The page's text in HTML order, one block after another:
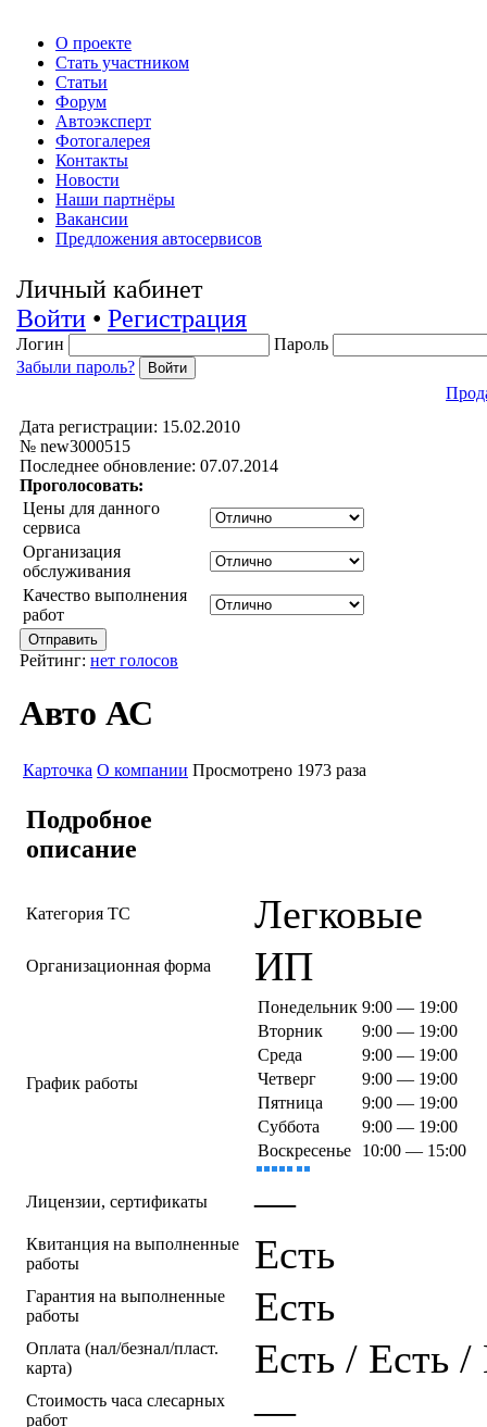
О проекте
Стать участником
Статьи
Форум
Автоэксперт
Фотогалерея
Контакты
Новости
Наши партнёры
Вакансии
Предложения автосервисов
Личный кабинет
Войти • Регистрация
Логин
Пароль
Забыли пароль?
Дата регистрации: 15.02.2010
№ new3000515
Последнее обновление: 07.07.2014
Проголосовать:
Цены для данного
сервиса
Организация
обслуживания
Качество выполнения
работ
Рейтинг: нет голосов
Авто АС
Карточка О компании Просмотрено 1973 раза
Подробное
описание
Категория ТС Легковые
Организационная форма ИП
График работы
Понедельник 9:00 — 19:00
Вторник
9:00 — 19:00
Среда
9:00 — 19:00
Четверг
9:00 — 19:00
Пятница
9:00 — 19:00
Суббота
9:00 — 19:00
Воскресенье
10:00 — 15:00
Лицензии, сертификаты —
Квитанция на выполненные
работы
Есть
Гарантия на выполненные
работы
Есть
Оплата (нал/безнал/пласт.
карта)
Есть / Есть /
Стоимость часа слесарных
работ
—